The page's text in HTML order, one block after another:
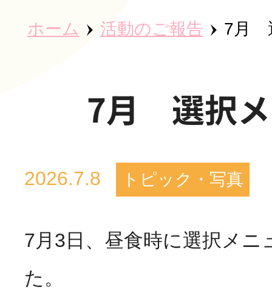
ホーム 活動のご報告 7月
7月 選択
2026.7.8 トピック・写真
7月3日、昼食時に選択メニ
た。
秀英会につ
魅力・取り
事業所紹介
活動のご報